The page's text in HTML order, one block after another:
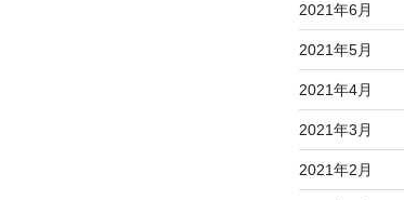
2021年6月
2021年5月
2021年4月
2021年3月
2021年2月